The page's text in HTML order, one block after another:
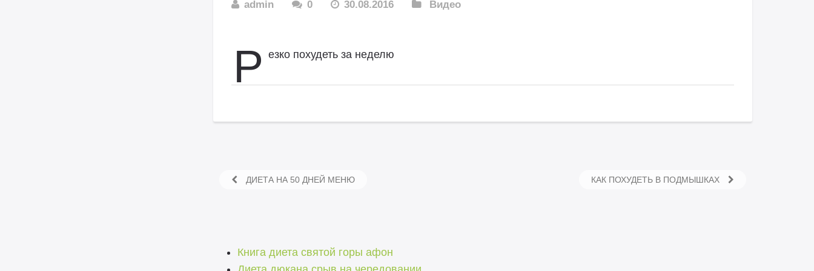
admin 0 30.08.2016 Видео
Р езко похудеть за неделю
ДИЕТА НА 50 ДНЕЙ МЕНЮ КАК ПОХУДЕТЬ В ПОДМЫШКАХ
Книга диета святой горы афон